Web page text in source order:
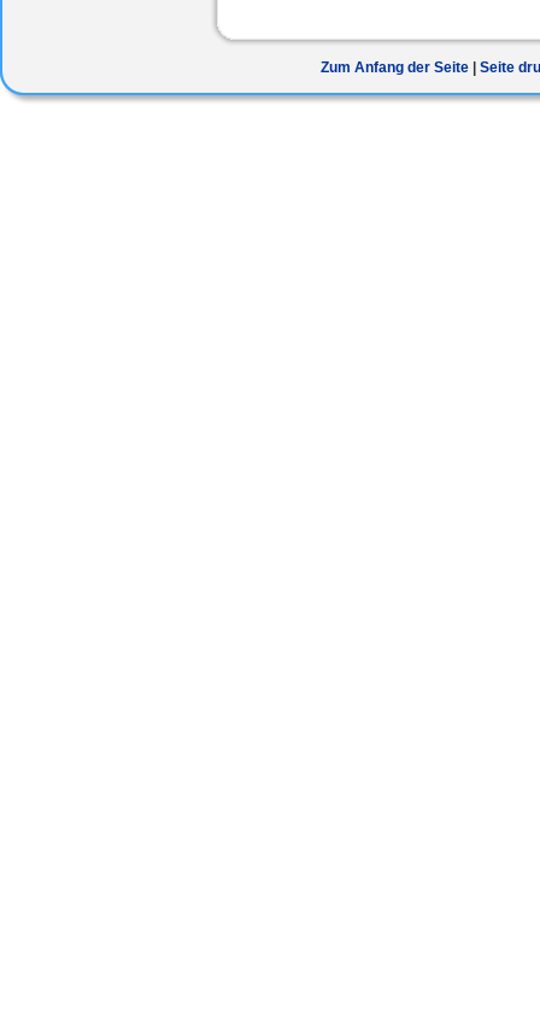
Zum Anfang der Seite Seite